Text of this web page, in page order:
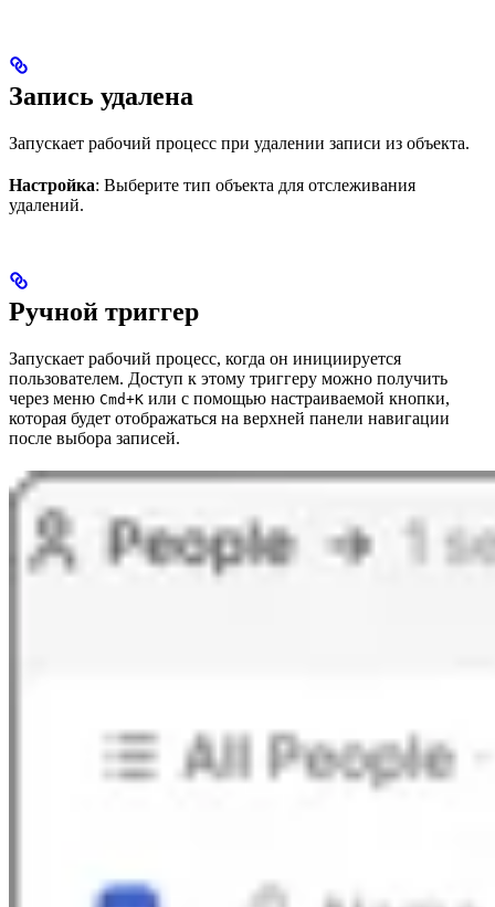
Запись удалена
Запускает рабочий процесс при удалении записи из объекта.
Настройка: Выберите тип объекта для отслеживания
удалений.
Ручной триггер
Запускает рабочий процесс, когда он инициируется
пользователем. Доступ к этому триггеру можно получить
через меню Cmd+K или с помощью настраиваемой кнопки,
которая будет отображаться на верхней панели навигации
после выбора записей.